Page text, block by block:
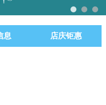
息 店庆钜惠